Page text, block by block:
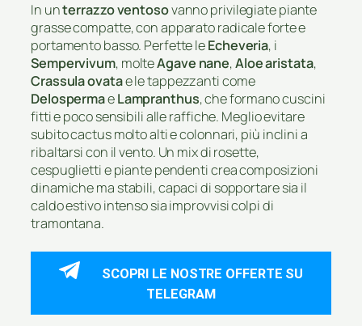
In unterrazzo ventosovanno privilegiate piante
grasse compatte, con apparato radicale forte e
portamento basso. Perfette leEcheveria, i
Sempervivum, molteAgave nane,Aloe aristata,
Crassula ovatae le tappezzanti come
DelospermaeLampranthus, che formano cuscini
fitti e poco sensibili alle raffiche. Meglio evitare
subito cactus molto alti e colonnari, più inclini a
ribaltarsi con il vento. Un mix di rosette,
cespuglietti e piante pendenti crea composizioni
dinamiche ma stabili, capaci di sopportare sia il
caldo estivo intenso sia improvvisi colpi di
tramontana.
SCOPRI LE NOSTRE OFFERTE SU
TELEGRAM